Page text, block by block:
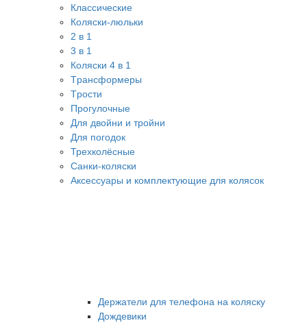
Классические
Коляски-люльки
2 в 1
3 в 1
Коляски 4 в 1
Tрансформеры
Tрости
Прогулочные
Для двойни и тройни
Для погодок
Трехколёсные
Санки-коляски
Аксессуары и комплектующие для колясок
Держатели для телефона на коляску
Дождевики